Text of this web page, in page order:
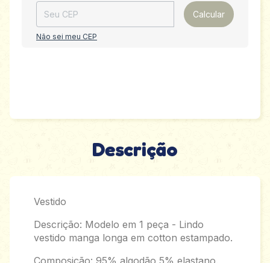
Calcular
Não sei meu CEP
Descrição
Vestido
Descrição: Modelo em 1 peça - Lindo
vestido manga longa em cotton estampado.